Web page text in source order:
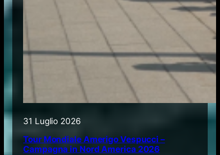
31 Luglio 2026
Tour Mondiale Amerigo Vespucci –
Campagna in Nord America 2026